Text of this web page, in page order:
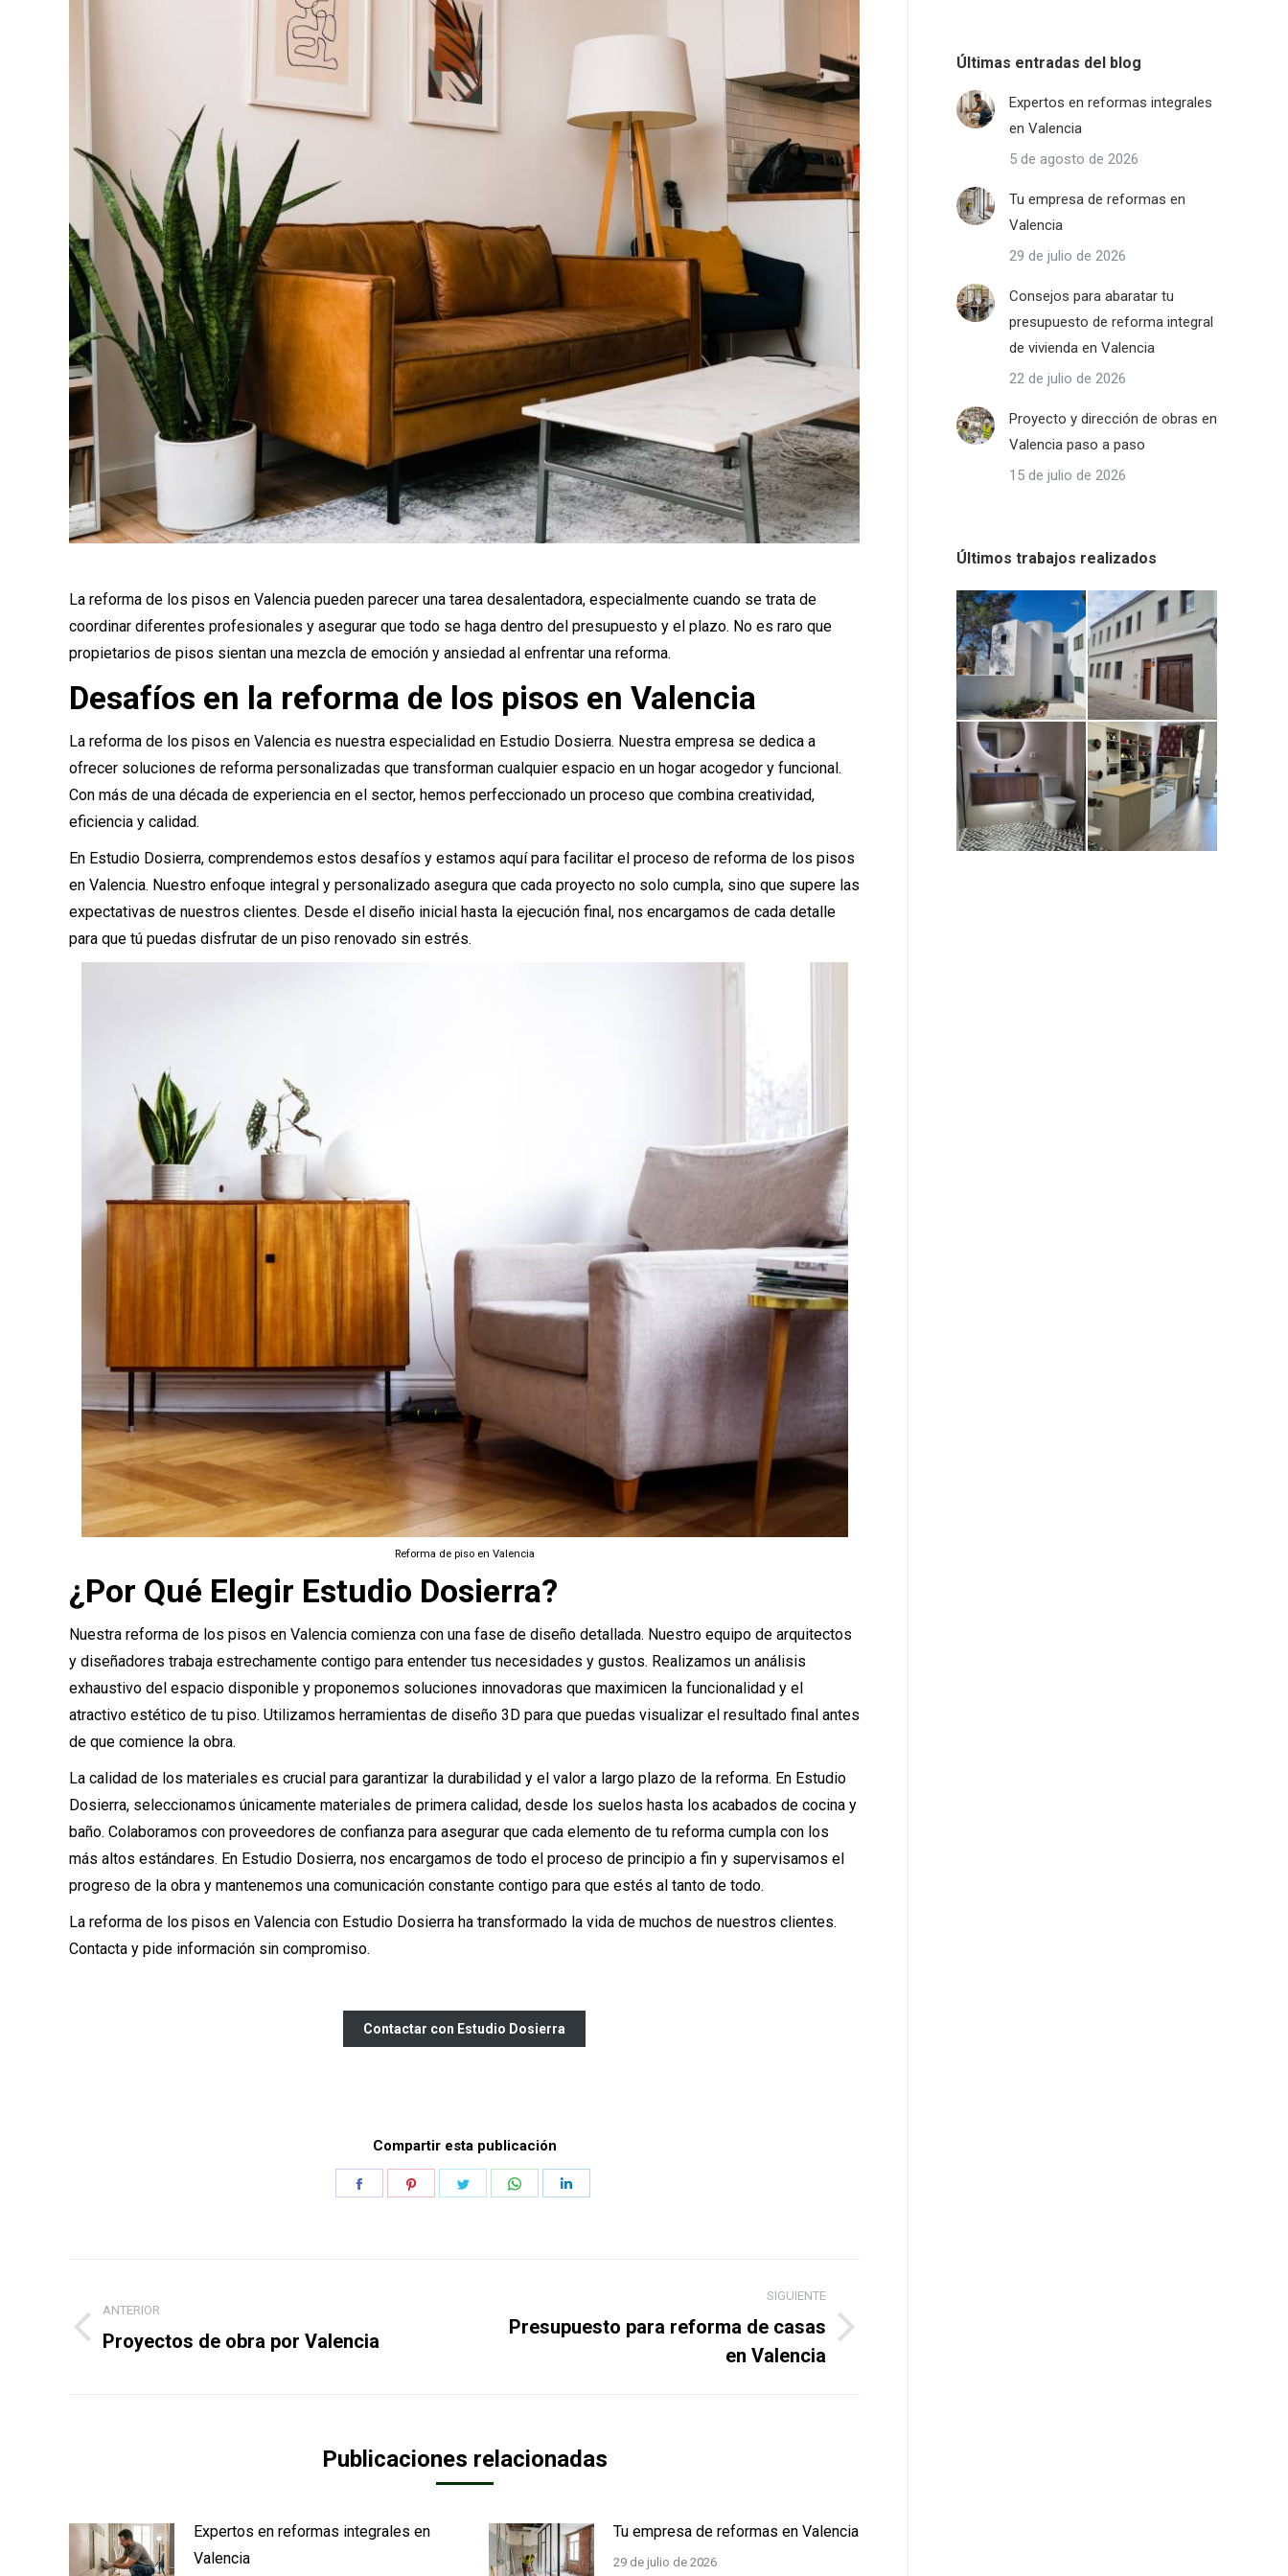
La reforma de los pisos en Valencia pueden parecer una tarea desalentadora, especialmente cuando se trata de
coordinar diferentes profesionales y asegurar que todo se haga dentro del presupuesto y el plazo. No es raro que
propietarios de pisos sientan una mezcla de emoción y ansiedad al enfrentar una reforma.
Desafíos en la reforma de los pisos en Valencia
La reforma de los pisos en Valencia es nuestra especialidad en Estudio Dosierra. Nuestra empresa se dedica a
ofrecer soluciones de reforma personalizadas que transforman cualquier espacio en un hogar acogedor y funcional.
Con más de una década de experiencia en el sector, hemos perfeccionado un proceso que combina creatividad,
eficiencia y calidad.
En Estudio Dosierra, comprendemos estos desafíos y estamos aquí para facilitar el proceso de reforma de los pisos
en Valencia. Nuestro enfoque integral y personalizado asegura que cada proyecto no solo cumpla, sino que supere las
expectativas de nuestros clientes. Desde el diseño inicial hasta la ejecución final, nos encargamos de cada detalle
para que tú puedas disfrutar de un piso renovado sin estrés.
Reforma de piso en Valencia
¿Por Qué Elegir Estudio Dosierra?
Nuestra reforma de los pisos en Valencia comienza con una fase de diseño detallada. Nuestro equipo de arquitectos
y diseñadores trabaja estrechamente contigo para entender tus necesidades y gustos. Realizamos un análisis
exhaustivo del espacio disponible y proponemos soluciones innovadoras que maximicen la funcionalidad y el
atractivo estético de tu piso. Utilizamos herramientas de diseño 3D para que puedas visualizar el resultado final antes
de que comience la obra.
La calidad de los materiales es crucial para garantizar la durabilidad y el valor a largo plazo de la reforma. En Estudio
Dosierra, seleccionamos únicamente materiales de primera calidad, desde los suelos hasta los acabados de cocina y
baño. Colaboramos con proveedores de confianza para asegurar que cada elemento de tu reforma cumpla con los
más altos estándares. En Estudio Dosierra, nos encargamos de todo el proceso de principio a fin y supervisamos el
progreso de la obra y mantenemos una comunicación constante contigo para que estés al tanto de todo.
La reforma de los pisos en Valencia con Estudio Dosierra ha transformado la vida de muchos de nuestros clientes.
Contacta y pide información sin compromiso.
Contactar con Estudio Dosierra
Compartir esta publicación
Share
Share
entre
publicaciones
ANTERIOR
Publicación
Proyectos de obra por Valencia
SIGUIENTE
Publicación
Presupuesto para reforma de casas
en Valencia
Publicaciones relacionadas
Expertos en reformas integrales en
Valencia
Tu empresa de reformas en Valencia
29 de julio de 2026
Últimas entradas del blog
Expertos en reformas integrales
en Valencia
5 de agosto de 2026
Tu empresa de reformas en
Valencia
29 de julio de 2026
Consejos para abaratar tu
presupuesto de reforma integral
de vivienda en Valencia
22 de julio de 2026
Proyecto y dirección de obras en
Valencia paso a paso
15 de julio de 2026
Últimos trabajos realizados